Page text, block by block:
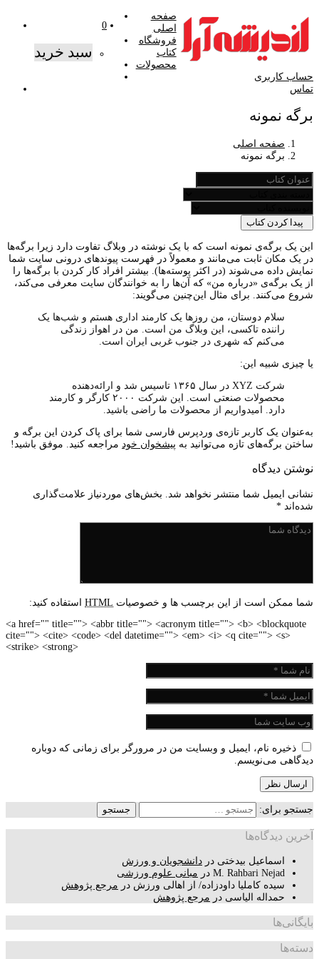
0
سبد خرید
صفحه
اصلی
فروشگاه
کتاب
محصولات
حساب کاربری
تماس
برگه نمونه
صفحه اصلی
برگه نمونه
این یک برگه‌ی نمونه است که با یک نوشته در وبلاگ تفاوت دارد زیرا برگه‌ها
در یک مکان ثابت می‌مانند و معمولاً در فهرست پیوندهای درونی سایت شما
نمایش داده می‌شوند (در اکثر پوسته‌ها). بیشتر افراد کار کردن با برگه‌ها را
از یک برگه‌ی «درباره من» که آن‌ها را به خوانندگان سایت معرفی می‌کند،
شروع می‌کنند. برای مثال این‌چنین می‌گویند:
سلام دوستان، من روزها یک کارمند اداری هستم و شب‌ها یک
راننده تاکسی، این وبلاگ من است. من در اهواز زندگی
می‌کنم که شهری در جنوب غربی ایران است.
یا چیزی شبیه این:
شرکت XYZ در سال ۱۳۶۵ تاسیس شد و ارائه‌دهنده
محصولات صنعتی است. این شرکت ۲۰۰۰ کارگر و کارمند
دارد. امیدواریم از محصولات ما راضی باشید.
به‌عنوان یک کاربر تازه‌ی وردپرس فارسی شما برای پاک کردن این برگه و
ساختن برگه‌های تازه می‌توانید به پیشخوان خود مراجعه کنید. موفق باشید!
نوشتن دیدگاه
نشانی ایمیل شما منتشر نخواهد شد.
بخش‌های موردنیاز علامت‌گذاری
شده‌اند *
شما ممکن است از این برچسب ها و خصوصیات HTML استفاده کنید:
<a href="" title=""> <abbr title=""> <acronym title=""> <b> <blockquote
cite=""> <cite> <code> <del datetime=""> <em> <i> <q cite=""> <s>
<strike> <strong>
ذخیره نام، ایمیل و وبسایت من در مرورگر برای زمانی که دوباره
دیدگاهی می‌نویسم.
جستجو برای:
آخرین دیدگاه‌ها
اسماعیل بیدختی در دانشجویان و ورزش
M. Rahbari Nejad در مبانی علوم ورزشی
سیده کاملیا داودزاده/ از اهالی ورزش در مرجع پژوهش
حمداله الیاسی در مرجع پژوهش
بایگانی‌ها
دسته‌ها